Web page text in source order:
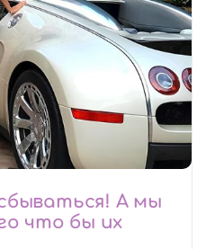
А мы
что бы их